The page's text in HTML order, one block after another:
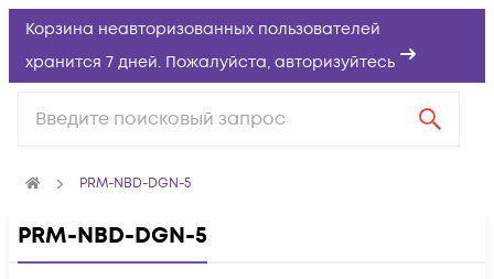
Корзина неавторизованных пользователей
хранится 7 дней. Пожалуйста, авторизуйтесь
PRM-NBD-DGN-5
PRM-NBD-DGN-5